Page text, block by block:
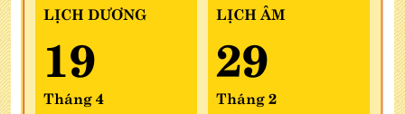
LỊCH DƯƠNG
19
Tháng 4
LỊCH ÂM
29
Tháng 2